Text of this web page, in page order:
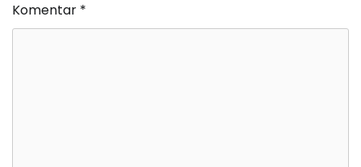
Komentar *